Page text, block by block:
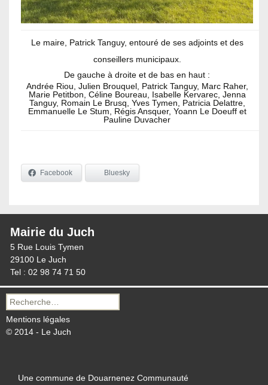
Le maire, Patrick Tanguy, entouré de ses adjoints et des
conseillers municipaux.
De gauche à droite et de bas en haut :
Andrée Riou, Julien Brouquel, Patrick Tanguy, Marc Raher,
Marie Petitbon, Céline Boureau, Isabelle Kervarec, Jenna
Tanguy, Romain Le Brusq, Yves Tymen, Patricia Delattre,
Emmanuelle Le Stum, Régis Ansquer, Yoann Le Doeuff et
Pauline Duvacher
Facebook Bluesky
Mairie du Juch
5 Rue Louis Tymen
29100 Le Juch
Tel : 02 98 74 71 50
Recherche
pour :
Mentions légales
© 2014 - Le Juch
Une commune de Douarnenez Communauté